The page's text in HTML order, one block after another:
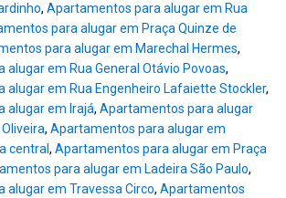
, Apartamentos para alugar em Rua
para alugar em Praça Quinze de
para alugar em Marechal Hermes,
em Rua General Otávio Povoas,
alugar em Rua Engenheiro Lafaiette Stockler,
alugar em Irajá, Apartamentos para alugar
, Apartamentos para alugar em
central, Apartamentos para alugar em Praça
para alugar em Ladeira São Paulo,
alugar em Travessa Circo, Apartamentos